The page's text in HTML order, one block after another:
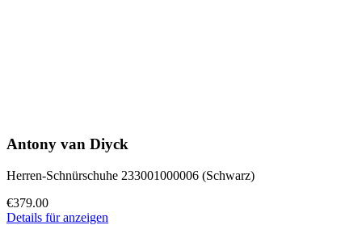
Antony van Diyck
Herren-Schnürschuhe 233001000006 (Schwarz)
€379.00
Details für anzeigen